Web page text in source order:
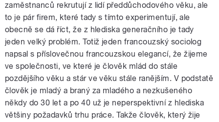
zaměstnanců rekrutují z lidí předdůchodového věku, ale
to je pár firem, které tady s tímto experimentují, ale
obecně se dá říct, že z hlediska generačního je tady
jeden velký problém. Totiž jeden francouzský sociolog
napsal s příslovečnou francouzskou elegancí, že žijeme
ve společnosti, ve které je člověk mlád do stále
pozdějšího věku a stár ve věku stále ranějším. V podstatě
člověk je mladý a braný za mladého a nezkušeného
někdy do 30 let a po 40 už je neperspektivní z hlediska
většiny požadavků trhu práce. Takže člověk, který žije